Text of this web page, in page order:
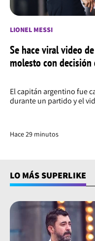
LIONEL MESSI
Se hace viral video
molesto con
El capitán argentino fue
durante un partido y el
Hace 29 minutos
LO MÁS SUPERLIKE